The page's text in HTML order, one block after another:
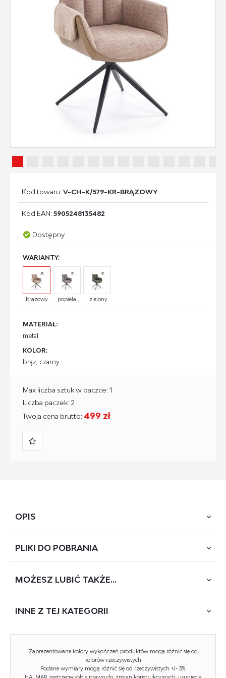
Kod towaru:V-CH-K/579-KR-BRĄZOWY
Kod EAN:5905248135482
Dostępny
WARIANTY:
brązowy... popiela... zielony
MATERIAŁ:
metal
KOLOR:
brąz, czarny
Twoja cena brutto: 499 zł
Max liczba sztuk w paczce: 1
Liczba paczek: 2
OPIS
wymiary: 65/64/87/49 cm, funkcja obracania, materiał:
brązowy
Tapicerka kolor: brązowy
PLIKI DO POBRANIA
K-579 (TC-2451)
Zaprezentowane kolory wykończeń produktów mogą różnić się od
kolorów rzeczywistych.
Podane wymiary mogą różnić się od rzeczywistych +/- 3%.
MOŻESZ LUBIĆ TAKŻE...
INNE Z TEJ KATEGORII